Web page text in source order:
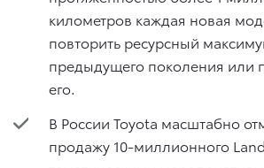
километров каждая новая
повторить ресурсный
предыдущего поколения или
его.
В России Toyota масштабно
продажу 10-миллионного